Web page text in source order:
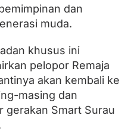
dan
muda.
khusus ini
pelopor Remaja
akan kembali ke
masing dan
gerakan Smart Surau